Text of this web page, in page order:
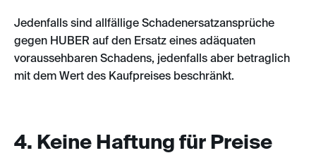
Jedenfalls sind allfällige Schadenersatzansprüche
gegen HUBER auf den Ersatz eines adäquaten
voraussehbaren Schadens, jedenfalls aber betraglich
mit dem Wert des Kaufpreises beschränkt.
4. Keine Haftung für Preise